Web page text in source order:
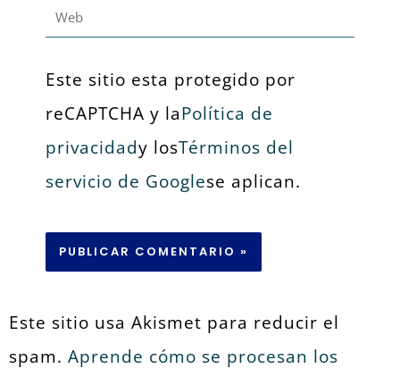
Web
Este sitio esta protegido por
reCAPTCHA y laPolítica de
privacidady losTérminos del
servicio de Googlese aplican.
Este sitio usa Akismet para reducir el
spam.Aprende cómo se procesan los